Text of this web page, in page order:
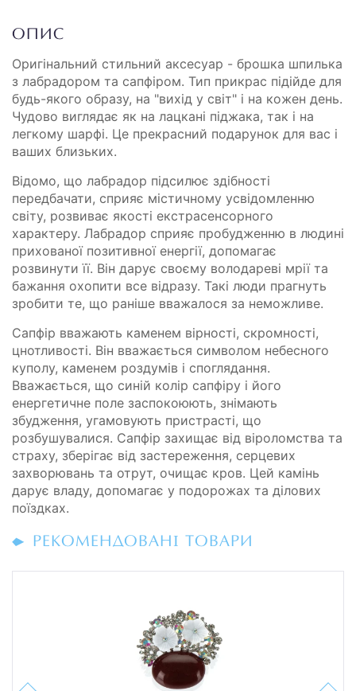
ОПИС
Оригінальний стильний аксесуар - брошка шпилька
з лабрадором та сапфіром. Тип прикрас підійде для
будь-якого образу, на "вихід у світ" і на кожен день.
Чудово виглядає як на лацкані піджака, так і на
легкому шарфі. Це прекрасний подарунок для вас і
ваших близьких.
Відомо, що лабрадор підсилює здібності
передбачати, сприяє містичному усвідомленню
світу, розвиває якості екстрасенсорного
характеру. Лабрадор сприяє пробудженню в людині
прихованої позитивної енергії, допомагає
розвинути її. Він дарує своєму володареві мрії та
бажання охопити все відразу. Такі люди прагнуть
зробити те, що раніше вважалося за неможливе.
Сапфір вважають каменем вірності, скромності,
цнотливості. Він вважається символом небесного
куполу, каменем роздумів і споглядання.
Вважається, що синій колір сапфіру і його
енергетичне поле заспокоюють, знімають
збудження, угамовують пристрасті, що
розбушувалися. Сапфір захищає від віроломства та
страху, зберігає від застереження, серцевих
захворювань та отрут, очищає кров. Цей камінь
дарує владу, допомагає у подорожах та ділових
поїздках.
РЕКОМЕНДОВАНІ ТОВАРИ